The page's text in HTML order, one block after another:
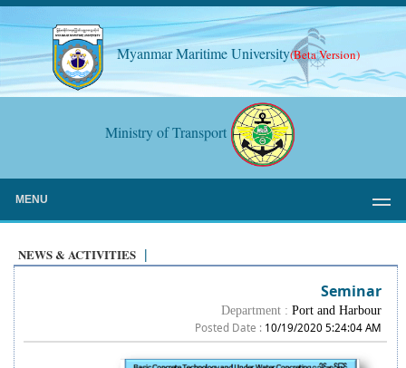
Myanmar Maritime University(Beta Version)
Ministry of Transport
MENU
NEWS & ACTIVITIES |
Seminar
Department :Port and Harbour
Posted Date : 10/19/2020 5:24:04 AM